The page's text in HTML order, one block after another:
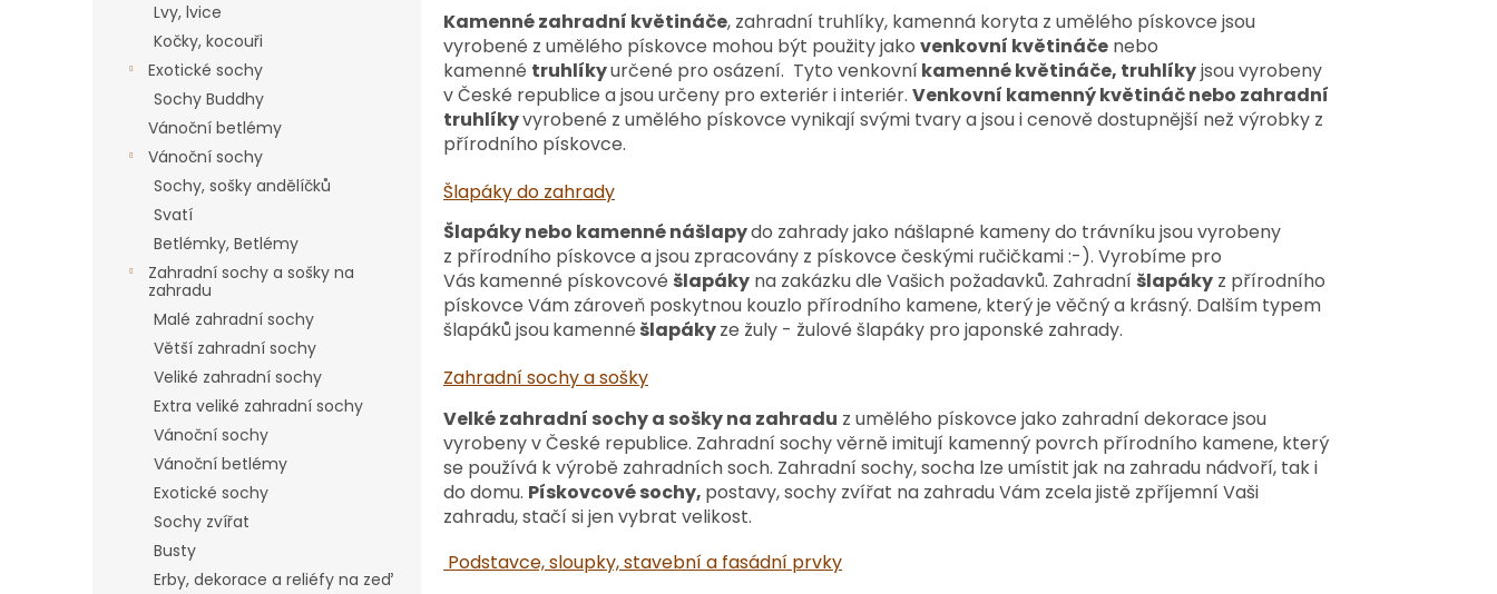
Lvy, lvice
Kočky, kocouři
Exotické sochy
Sochy Buddhy
Vánoční betlémy
Vánoční sochy
Sochy, sošky andělíčků
Svatí
Betlémky, Betlémy
Zahradní sochy a sošky na
zahradu
Malé zahradní sochy
Větší zahradní sochy
Veliké zahradní sochy
Extra veliké zahradní sochy
Vánoční sochy
Vánoční betlémy
Exotické sochy
Sochy zvířat
Busty
Erby, dekorace a reliéfy na zeď
Kamenné zahradní květináče, zahradní truhlíky, kamenná koryta z umělého pískovce jsou
vyrobené z umělého pískovce mohou být použity jako venkovní květináče nebo
kamenné truhlíkyurčené pro osázení. Tyto venkovní kamenné květináče, truhlíkyjsou vyrobeny
v České republice a jsou určeny pro exteriér i interiér. Venkovní kamenný květináč nebo zahradní
truhlíkyvyrobené z umělého pískovce vynikají svými tvary a jsou i cenově dostupnější než výrobky z
přírodního pískovce.
Šlapáky do zahrady
Šlapáky nebo kamenné nášlapydo zahrady jako nášlapné kameny do trávníku jsou vyrobeny
z přírodního pískovce a jsou zpracovány z pískovce českými ručičkami :-). Vyrobíme pro
Vás kamenné pískovcové šlapáky na zakázku dle Vašich požadavků. Zahradní šlapáky z přírodního
pískovce Vám zároveň poskytnou kouzlo přírodního kamene, který je věčný a krásný. Dalším typem
šlapáků jsoukamenné šlapákyze žuly - žulové šlapáky pro japonské zahrady.
Zahradní sochy a sošky
Velké zahradní sochy a sošky na zahradu z umělého pískovce jako zahradní dekorace jsou
vyrobeny v České republice. Zahradní sochy věrně imitují kamenný povrch přírodního kamene, který
se používá k výrobě zahradních soch. Zahradní sochy, socha lze umístit jak na zahradu nádvoří, tak i
do domu. Pískovcové sochy, postavy, sochy zvířat na zahradu Vám zcela jistě zpříjemní Vaši
zahradu, stačí si jen vybrat velikost.
Podstavce, sloupky, stavební a fasádní prvky